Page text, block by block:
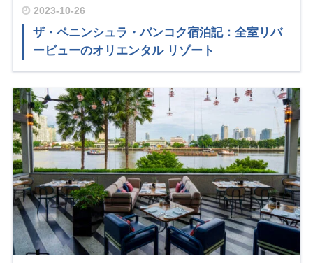
2023-10-26
ザ・ペニンシュラ・バンコク宿泊記：全室リバ
ービューのオリエンタル リゾート